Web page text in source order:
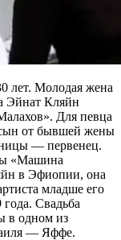
лет. Молодая жена
Эйнат Кляйн
Для певца
сын от бывшей жены
— первенец.
«Машина
в Эфиопии, она
младше его
Свадьба
в одном из
— Яффе.